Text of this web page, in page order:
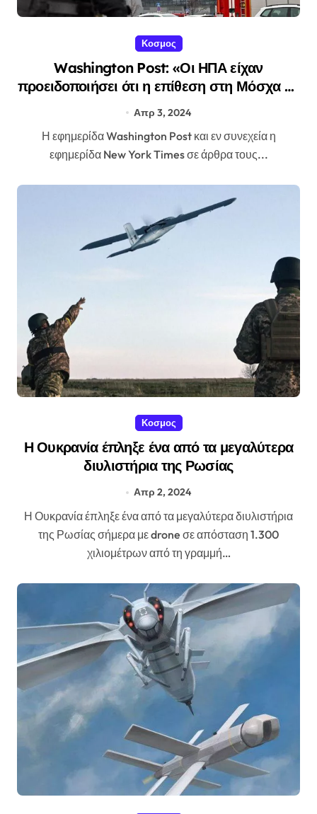
Κοσμος
Washington Post: «Οι ΗΠΑ είχαν
προειδοποιήσει ότι η επίθεση στη Μόσχα θα
Απρ 3, 2024
Η εφημερίδα Washington Post και εν συνεχεία η
εφημερίδα New York Times σε άρθρα τους...
Κοσμος
Η Ουκρανία έπληξε ένα από τα μεγαλύτερα
διυλιστήρια της Ρωσίας
Απρ 2, 2024
Η Ουκρανία έπληξε ένα από τα μεγαλύτερα διυλιστήρια
της Ρωσίας σήμερα με drone σε απόσταση 1.300
χιλιομέτρων από τη γραμμή…